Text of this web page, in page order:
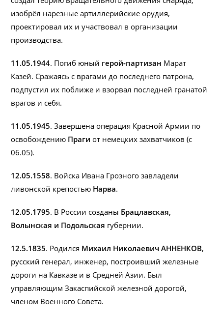
изобрёл нарезные артиллерийские орудия,
проектировал их и участвовал в организации
производства.
11.05.1944. Погиб юный герой-партизан Марат
Казей. Сражаясь с врагами до последнего патрона,
подпустил их поближе и взорвал последней гранатой
врагов и себя.
11.05.1945. Завершена операция Красной Армии по
освобождению Праги от немецких захватчиков (с
06.05).
12.05.1558. Войска Ивана Грозного завладели
ливонской крепостью Нарва.
12.05.1795. В России созданы Брацлавская,
Волынская и Подольская губернии.
12.5.1835. Родился Михаил Николаевич АННЕНКОВ,
русский генерал, инженер, построивший железные
дороги на Кавказе и в Средней Азии. Был
управляющим Закаспийской железной дорогой,
членом Военного Совета.